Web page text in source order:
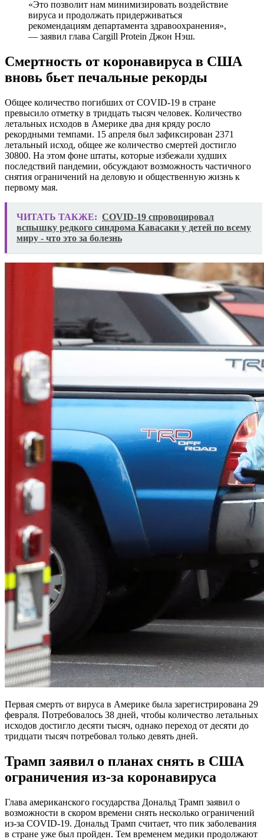
«Это позволит нам минимизировать воздействие
вируса и продолжать придерживаться
рекомендациям департамента здравоохранения»,
— заявил глава Cargill Protein Джон Нэш.
Смертность от коронавируса в США
вновь бьет печальные рекорды
Общее количество погибших от COVID-19 в стране
превысило отметку в тридцать тысяч человек. Количество
летальных исходов в Америке два дня кряду росло
рекордными темпами. 15 апреля был зафиксирован 2371
летальный исход, общее же количество смертей достигло
30800. На этом фоне штаты, которые избежали худших
последствий пандемии, обсуждают возможность частичного
снятия ограничений на деловую и общественную жизнь к
первому мая.
ЧИТАТЬ ТАКЖЕ: COVID-19 спровоцировал
вспышку редкого синдрома Кавасаки у детей по всему
миру - что это за болезнь
Первая смерть от вируса в Америке была зарегистрирована 29
февраля. Потребовалось 38 дней, чтобы количество летальных
исходов достигло десяти тысяч, однако переход от десяти до
тридцати тысяч потребовал только девять дней.
Трамп заявил о планах снять в США
ограничения из-за коронавируса
Глава американского государства Дональд Трамп заявил о
возможности в скором времени снять несколько ограничений
из-за COVID-19. Дональд Трамп считает, что пик заболевания
в стране уже был пройден. Тем временем медики продолжают